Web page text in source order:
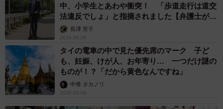
中、小学生とあわや衝突！ 「歩道走行は道交
法違反でしょ」と指摘されました【弁護士が解
説】長澤 芳子
2026.08.06
タイの電車の中で見た優先席のマーク 子ど
も、妊娠、けが人、お年寄り… 一つだけ謎の
ものが！？「だから黄色なんですね」
中将 タカノリ
2026.08.06